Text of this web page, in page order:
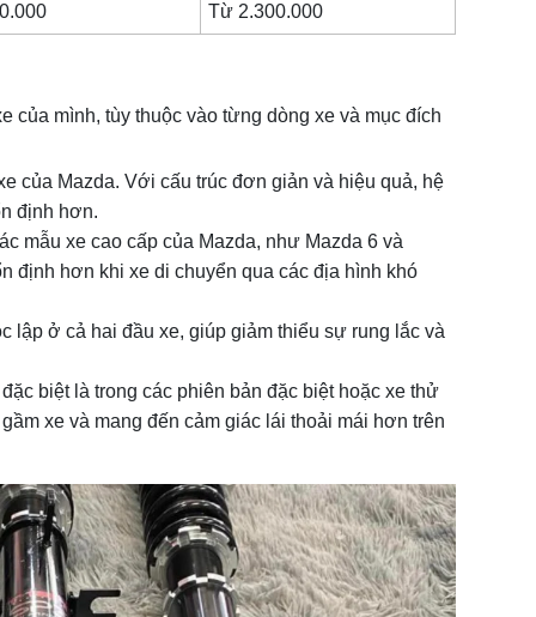
Từ 2.300.000
của mình, tùy thuộc vào từng dòng xe và mục đích
của Mazda. Với cấu trúc đơn giản và hiệu quả, hệ
định hơn.
mẫu xe cao cấp của Mazda, như Mazda 6 và
định hơn khi xe di chuyển qua các địa hình khó
lập ở cả hai đầu xe, giúp giảm thiểu sự rung lắc và
biệt là trong các phiên bản đặc biệt hoặc xe thử
xe và mang đến cảm giác lái thoải mái hơn trên